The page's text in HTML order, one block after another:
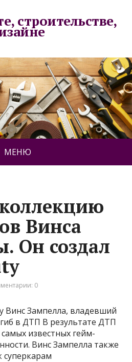
строительстве,
МЕНЮ
Винса
Он создал
0
Винс Зампелла, владевший
в ДТП В результате ДТП
известных гейм-
Винс Зампелла также
суперкарам